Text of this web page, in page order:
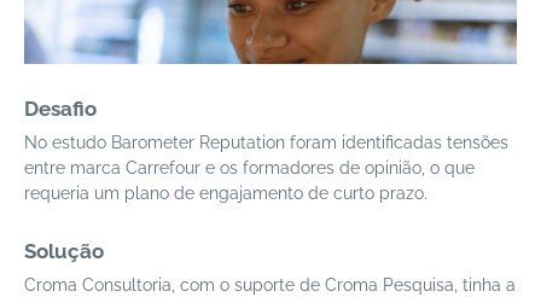
Desafio
No estudo Barometer Reputation foram identificadas tensões
entre marca Carrefour e os formadores de opinião, o que
requeria um plano de engajamento de curto prazo.
Solução
Croma Consultoria, com o suporte de Croma Pesquisa, tinha a